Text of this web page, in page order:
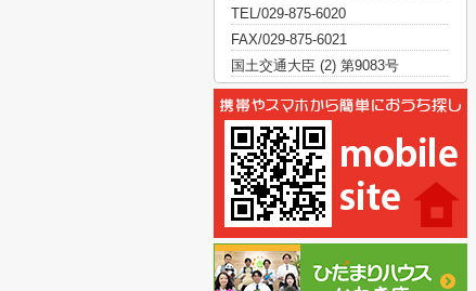
TEL/029-875-6020
FAX/029-875-6021
国土交通大臣 (2) 第9083号